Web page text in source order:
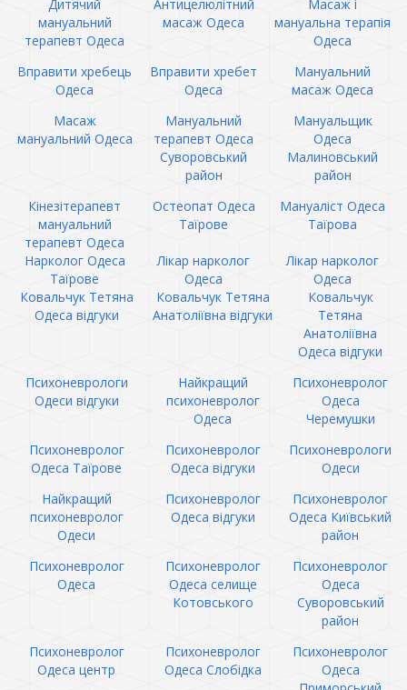
Дитячий
мануальний
терапевт Одеса
Антицелюлітний
масаж Одеса
Масаж і
мануальна терапія
Одеса
Вправити хребець
Одеса
Вправити хребет
Одеса
Мануальний
масаж Одеса
Масаж
мануальний Одеса
Мануальний
терапевт Одеса
Суворовський
район
Мануальщик
Одеса
Малиновський
район
Кінезітерапевт
мануальний
терапевт Одеса
Остеопат Одеса
Таїрове
Мануаліст Одеса
Таїрова
Нарколог Одеса
Таїрове
Лікар нарколог
Одеса
Лікар нарколог
Одеса
Ковальчук Тетяна
Одеса відгуки
Ковальчук Тетяна
Анатоліївна відгуки
Ковальчук
Тетяна
Анатоліївна
Одеса відгуки
Психоневрологи
Одеси відгуки
Найкращий
психоневролог
Одеса
Психоневролог
Одеса
Черемушки
Психоневролог
Одеса Таїрове
Психоневролог
Одеса відгуки
Психоневрологи
Одеси
Найкращий
психоневролог
Одеси
Психоневролог
Одеса відгуки
Психоневролог
Одеса Київський
район
Психоневролог
Одеса
Психоневролог
Одеса селище
Котовського
Психоневролог
Одеса
Суворовський
район
Психоневролог
Одеса центр
Психоневролог
Одеса Слобідка
Психоневролог
Одеса